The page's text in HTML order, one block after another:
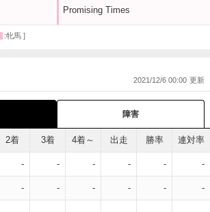
Promising Times
:牝馬 ]
2021/12/6 00:00
障害
2着 3着 4着～ 出走 勝率 連対率
- - - - - -
- - - - - -